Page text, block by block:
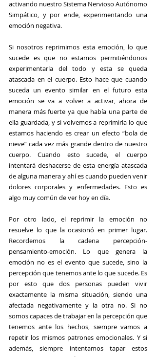
activando nuestro Sistema Nervioso Autónomo
Simpático, y por ende, experimentando una
emoción negativa.
Si nosotros reprimimos esta emoción, lo que
sucede es que no estamos permitiéndonos
experimentarla del todo y esta se queda
atascada en el cuerpo. Esto hace que cuando
suceda un evento similar en el futuro esta
emoción se va a volver a activar, ahora de
manera más fuerte ya que había una parte de
ella guardada, y si volvemos a reprimirla lo que
estamos haciendo es crear un efecto “bola de
nieve” cada vez más grande dentro de nuestro
cuerpo. Cuando esto sucede, el cuerpo
intentará deshacerse de esta energía atascada
de alguna manera y ahí es cuando pueden venir
dolores corporales y enfermedades. Esto es
algo muy común de ver hoy en día.
Por otro lado, el reprimir la emoción no
resuelve lo que la ocasionó en primer lugar.
Recordemos la cadena percepción-
pensamiento-emoción. Lo que genera la
emoción no es el evento que sucede, sino la
percepción que tenemos ante lo que sucede. Es
por esto que dos personas pueden vivir
exactamente la misma situación, siendo una
afectada negativamente y la otra no. Si no
somos capaces de trabajar en la percepción que
tenemos ante los hechos, siempre vamos a
repetir los mismos patrones emocionales. Y si
además, siempre intentamos tapar estos